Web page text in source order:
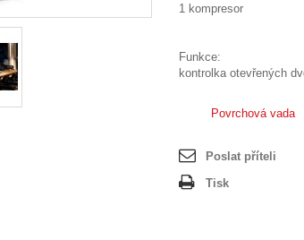
1 kompresor
Funkce:
kontrolka otevřených
Povrchová vada
Poslat příteli
Tisk